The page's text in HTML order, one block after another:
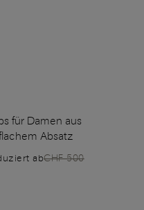
für Damen aus
Absatz
abCHF 500